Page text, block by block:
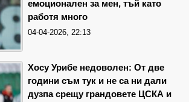
емоционален за мен, тъй като
работя много
04-04-2026, 22:13
Хосу Урибе недоволен: От две
години съм тук и не са ни дали
дузпа срещу грандовете ЦСКА и